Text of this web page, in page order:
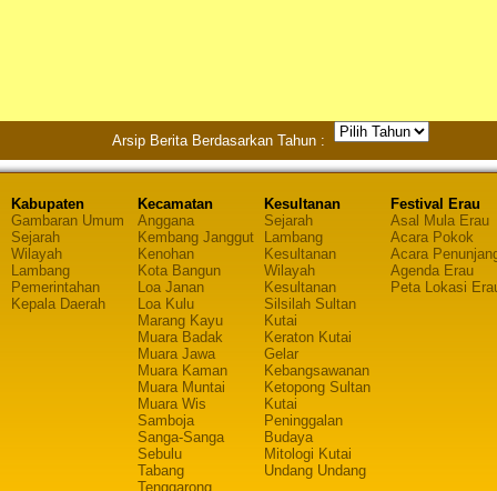
Arsip Berita Berdasarkan Tahun :
Kabupaten
Gambaran Umum
Sejarah
Wilayah
Lambang
Pemerintahan
Kepala Daerah
Kecamatan
Anggana
Kembang Janggut
Kenohan
Kota Bangun
Loa Janan
Loa Kulu
Marang Kayu
Muara Badak
Muara Jawa
Muara Kaman
Muara Muntai
Muara Wis
Samboja
Sanga-Sanga
Sebulu
Tabang
Tenggarong
Kesultanan
Sejarah
Lambang
Kesultanan
Wilayah
Kesultanan
Silsilah Sultan
Kutai
Keraton Kutai
Gelar
Kebangsawanan
Ketopong Sultan
Kutai
Peninggalan
Budaya
Mitologi Kutai
Undang Undang
Festival Erau
Asal Mula Erau
Acara Pokok
Acara
Agenda Erau
Peta Lokasi